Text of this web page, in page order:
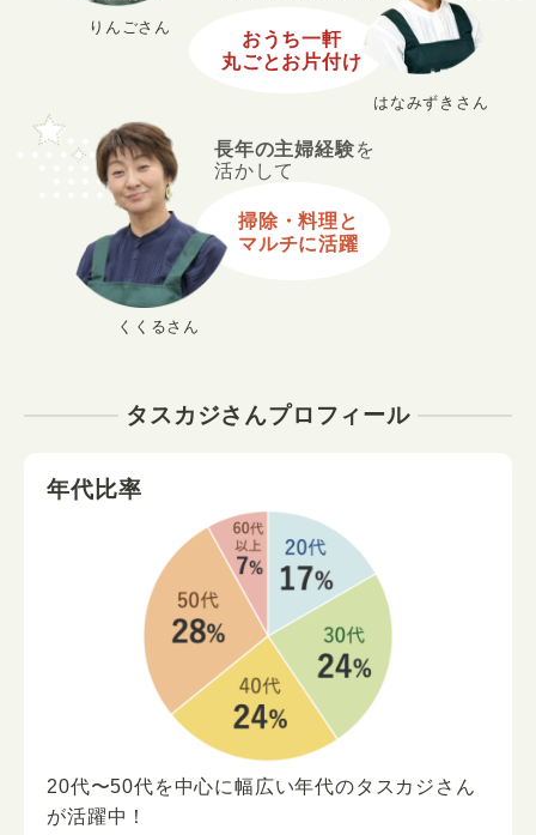
くくるさん
長年の主婦経験を
活かして
掃除・料理と
マルチに活躍
りんごさん
はなみずきさん
おうち一軒
丸ごとお片付け
タスカジさんプロフィール
年代比率
20代〜50代を中心に幅広い年代のタスカジさん
が活躍中！